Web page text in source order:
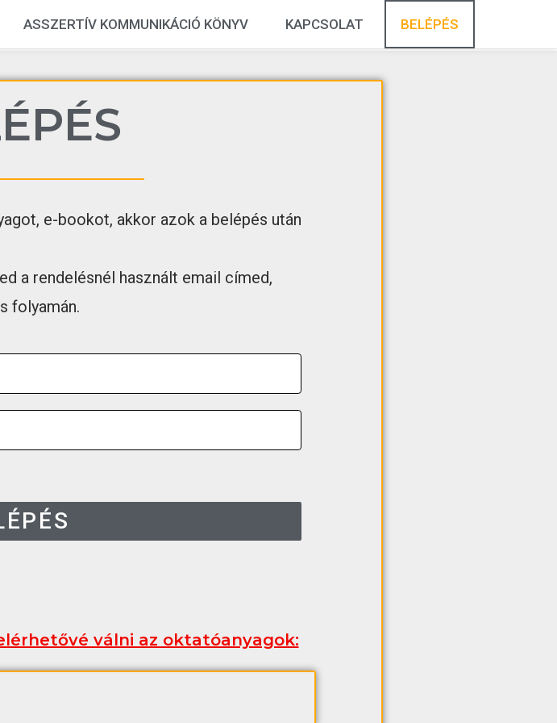
ASSZERTÍV KOMMUNIKÁCIÓ KÖNYV KAPCSOLAT BELÉPÉS
e-bookot, akkor azok a belépés után
a rendelésnél használt email címed,
folyamán.
válni az oktatóanyagok: